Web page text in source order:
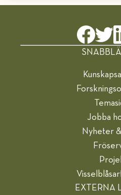
Jobba
Nyheter
EXTERNA